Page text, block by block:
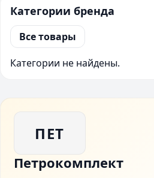
Категории бренда
Все товары
Категории не найдены.
ПЕТ
Петрокомплект